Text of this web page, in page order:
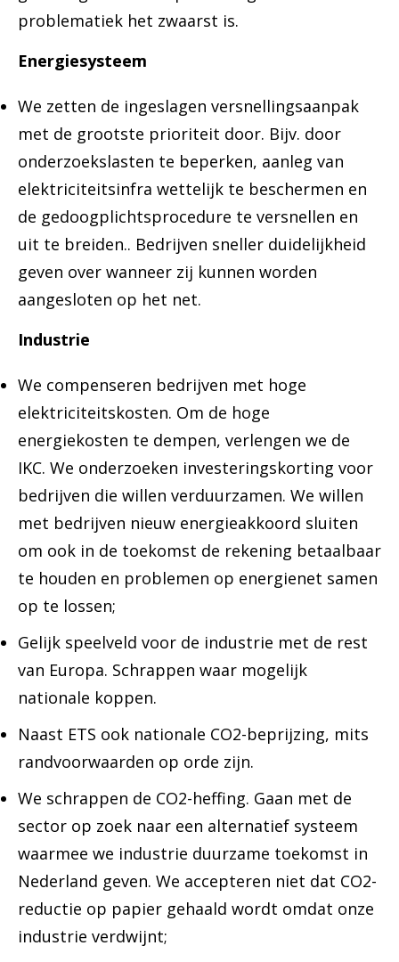
problematiek het zwaarst is.
Energiesysteem
We zetten de ingeslagen versnellingsaanpak
met de grootste prioriteit door. Bijv. door
onderzoekslasten te beperken, aanleg van
elektriciteitsinfra wettelijk te beschermen en
de gedoogplichtsprocedure te versnellen en
uit te breiden.. Bedrijven sneller duidelijkheid
geven over wanneer zij kunnen worden
aangesloten op het net.
Industrie
We compenseren bedrijven met hoge
elektriciteitskosten. Om de hoge
energiekosten te dempen, verlengen we de
IKC. We onderzoeken investeringskorting voor
bedrijven die willen verduurzamen. We willen
met bedrijven nieuw energieakkoord sluiten
om ook in de toekomst de rekening betaalbaar
te houden en problemen op energienet samen
op te lossen;
Gelijk speelveld voor de industrie met de rest
van Europa. Schrappen waar mogelijk
nationale koppen.
Naast ETS ook nationale CO2-beprijzing, mits
randvoorwaarden op orde zijn.
We schrappen de CO2-heffing. Gaan met de
sector op zoek naar een alternatief systeem
waarmee we industrie duurzame toekomst in
Nederland geven. We accepteren niet dat CO2-
reductie op papier gehaald wordt omdat onze
industrie verdwijnt;